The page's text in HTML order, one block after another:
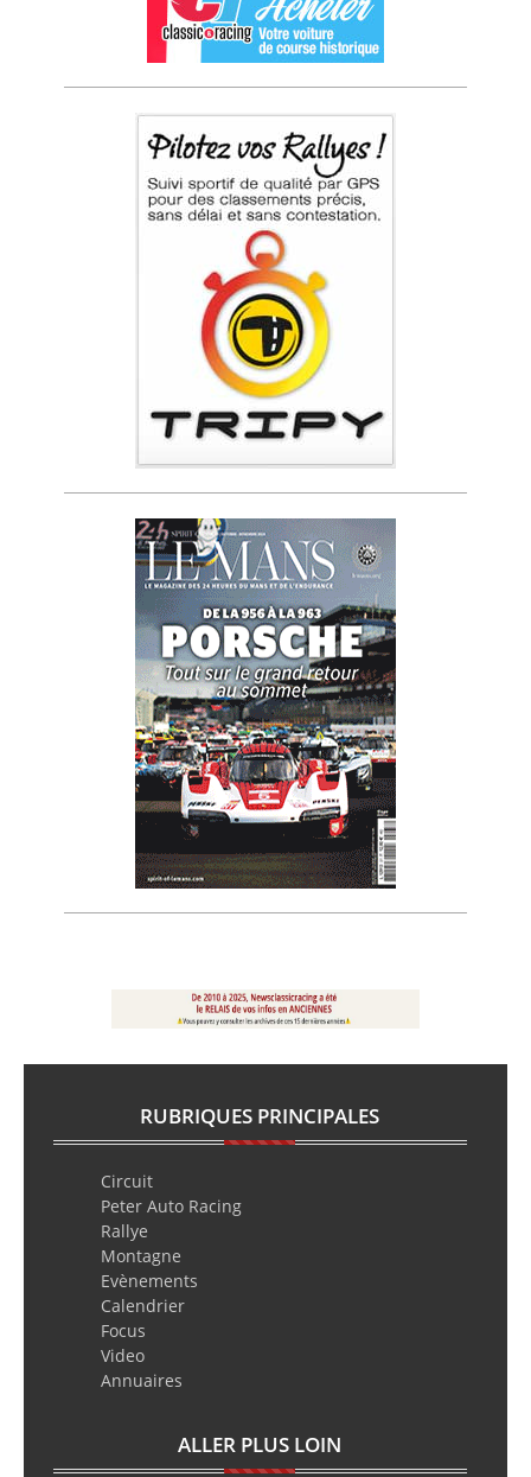
RUBRIQUES PRINCIPALES
Circuit
Peter Auto Racing
Rallye
Montagne
Evènements
Calendrier
Focus
Video
Annuaires
ALLER PLUS LOIN